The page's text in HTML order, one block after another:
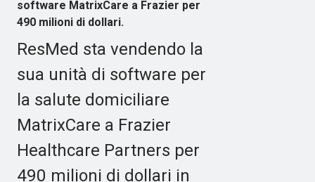
software MatrixCare a Frazier per
490 milioni di dollari.
ResMed sta vendendo la
sua unità di software per
la salute domiciliare
MatrixCare a Frazier
Healthcare Partners per
490 milioni di dollari in